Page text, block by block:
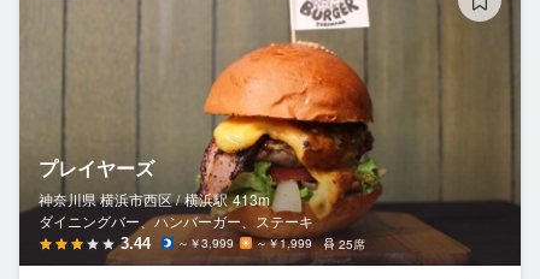
プレイヤーズ
神奈川県 横浜市西区 / 横浜駅 413m
ダイニングバー、ハンバーガー、ステーキ
3.44 ～￥3,999 ～￥1,999 25席